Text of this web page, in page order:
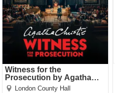
Witness for the
Prosecution by Agatha
Christie
London County Hall